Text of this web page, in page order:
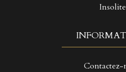
Insolite
Contactez-